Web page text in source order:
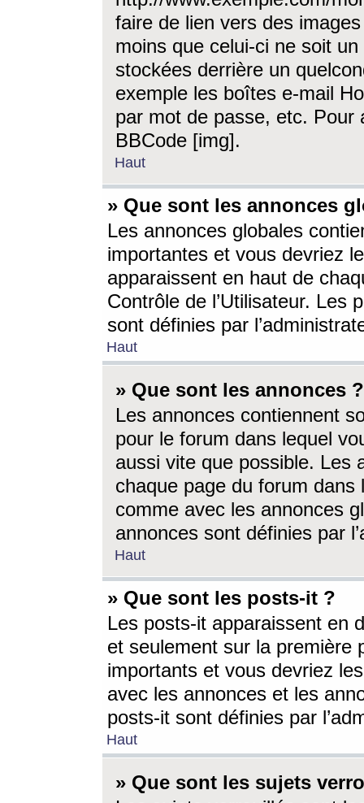
faire de lien vers des
moins que celui-ci ne soit
stockées derrière un
exemple les boîtes e-mail
par mot de passe, etc. Pour
BBCode [img].
Haut
» Que sont les annonces
Les annonces globales
importantes et vous devriez
apparaissent en haut de
Contrôle de l’Utilisateur. Les
sont définies par
Haut
» Que sont les annonces ?
Les annonces contiennent
pour le forum dans lequel
aussi vite que possible. Les
chaque page du forum dans
comme avec les annonces
annonces sont définies par
Haut
» Que sont les posts-it ?
Les posts-it apparaissent en
et seulement sur la première
importants et vous devriez
avec les annonces et les
posts-it sont définies par
Haut
» Que sont les sujets